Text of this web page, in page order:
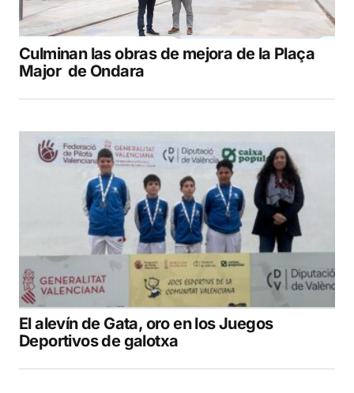
Culminan las obras de mejora de la Plaça
Major de Ondara
El alevín de Gata, oro en los Juegos
Deportivos de galotxa